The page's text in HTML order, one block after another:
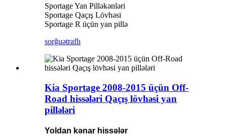
Sportage Yan Pilləkənləri
Sportage Qaçış Lövhəsi
Sportage R üçün yan pillə
sorğuətraflı
Kia Sportage 2008-2015 üçün Off-
Road hissələri Qaçış lövhəsi yan
pillələri
Yoldan kənar hissələr